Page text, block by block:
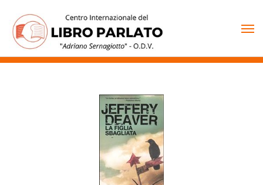
contenuto